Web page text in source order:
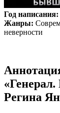
Год написания:
Жанры:
неверности
Регина